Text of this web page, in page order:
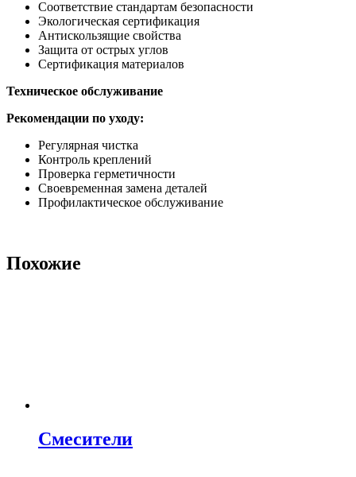
Соответствие стандартам безопасности
Экологическая сертификация
Антискользящие свойства
Защита от острых углов
Сертификация материалов
Техническое обслуживание
Рекомендации по уходу:
Регулярная чистка
Контроль креплений
Проверка герметичности
Своевременная замена деталей
Профилактическое обслуживание
Похожие
Смесители